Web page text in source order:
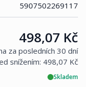
5907502269117
Cena:
498,07 Kč
za posledních 30 dní
snížením: 498,07 Kč
Skladem